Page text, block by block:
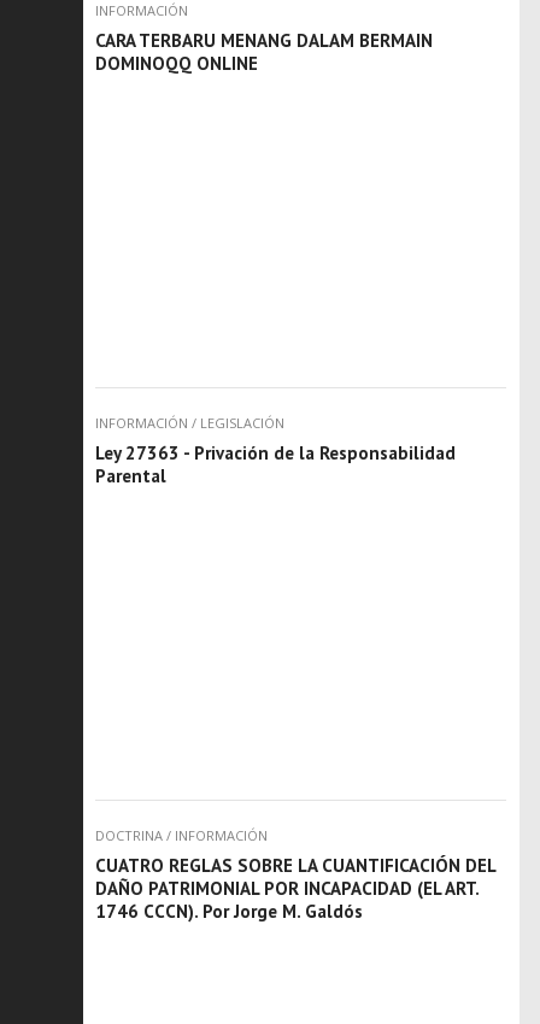
INFORMACIÓN
CARA TERBARU MENANG DALAM BERMAIN
DOMINOQQ ONLINE
INFORMACIÓN / LEGISLACIÓN
Ley 27363 - Privación de la Responsabilidad
Parental
DOCTRINA / INFORMACIÓN
CUATRO REGLAS SOBRE LA CUANTIFICACIÓN DEL
DAÑO PATRIMONIAL POR INCAPACIDAD (EL ART.
1746 CCCN). Por Jorge M. Galdós